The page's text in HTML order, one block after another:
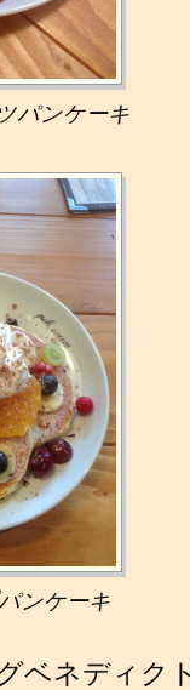
パンケーキ
ンケーキ
ベネディク